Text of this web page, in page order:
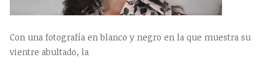
Con una fotografía en blanco y negro en la que muestra su
vientre abultado, la